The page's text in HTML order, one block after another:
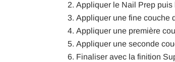
Appliquer le Nail Prep puis
Appliquer une fine couche
Appliquer une première
Appliquer une seconde
Finaliser avec la finition